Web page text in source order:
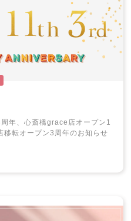
年、心斎橋grace店オープン1
移転オープン3周年のお知らせ